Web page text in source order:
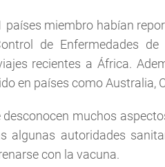
países miembro habían
de Enfermedades
recientes a África.
en países como Australia,
muchos
algunas autoridades
con la vacuna.